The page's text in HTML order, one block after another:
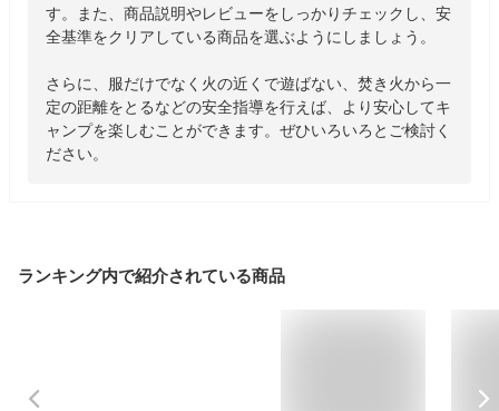
す。また、商品説明やレビューをしっかりチェックし、安
全基準をクリアしている商品を選ぶようにしましょう。
さらに、服だけでなく火の近くで遊ばない、焚き火から一
定の距離をとるなどの安全指導を行えば、より安心してキ
ャンプを楽しむことができます。ぜひいろいろとご検討く
ださい。
ランキング内で紹介されている商品